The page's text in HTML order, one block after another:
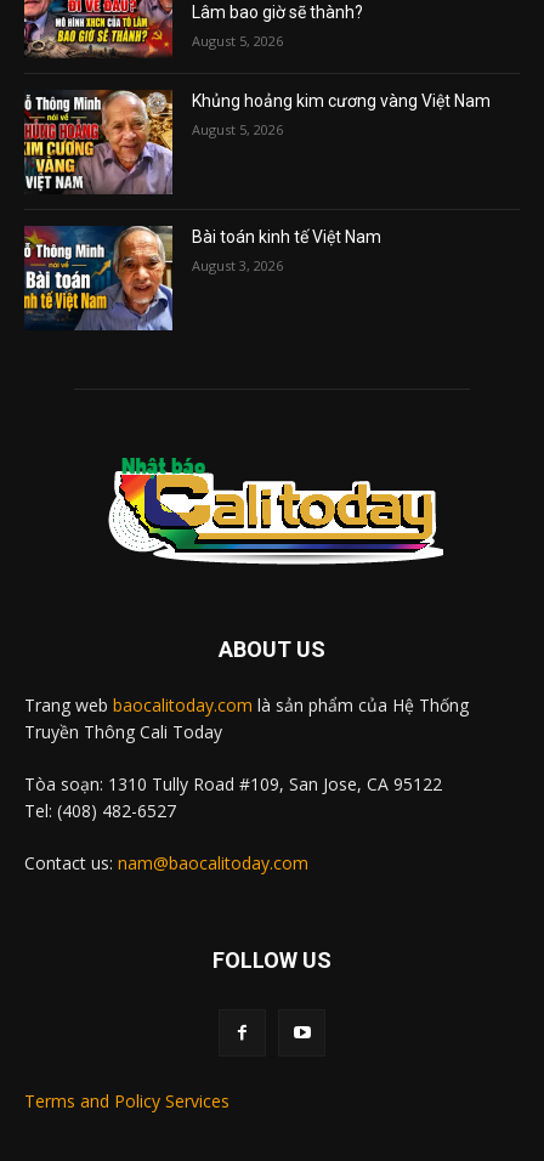
Lâm bao giờ sẽ thành?
August 5, 2026
Khủng hoảng kim cương vàng Việt Nam
August 5, 2026
Bài toán kinh tế Việt Nam
August 3, 2026
ABOUT US
Trang web baocalitoday.com là sản phẩm của Hệ Thống
Truyền Thông Cali Today
Tòa soạn: 1310 Tully Road #109, San Jose, CA 95122
Tel: (408) 482-6527
Contact us: nam@baocalitoday.com
FOLLOW US
Terms and Policy Services